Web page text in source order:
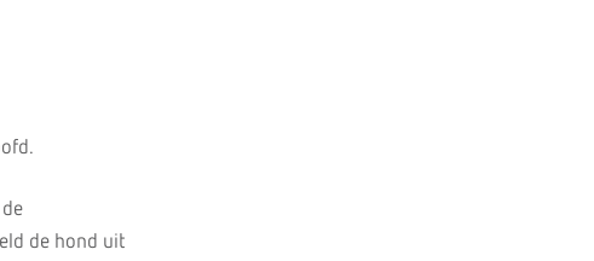
de hond uit